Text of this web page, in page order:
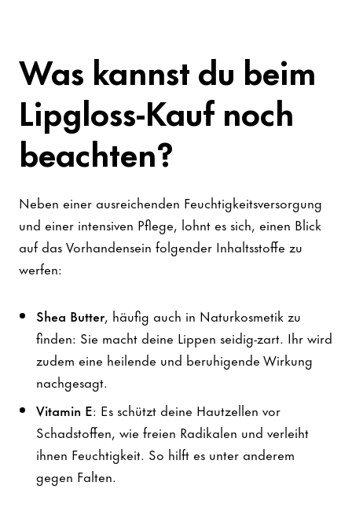
Was kannst du beim
Lipgloss-Kauf noch
beachten?
Neben einer ausreichenden Feuchtigkeitsversorgung
und einer intensiven Pflege, lohnt es sich, einen Blick
auf das Vorhandensein folgender Inhaltsstoffe zu
werfen:
Shea Butter, häufig auch in Naturkosmetik zu
finden: Sie macht deine Lippen seidig-zart. Ihr wird
zudem eine heilende und beruhigende Wirkung
nachgesagt.
Vitamin E: Es schützt deine Hautzellen vor
Schadstoffen, wie freien Radikalen und verleiht
ihnen Feuchtigkeit. So hilft es unter anderem
gegen Falten.